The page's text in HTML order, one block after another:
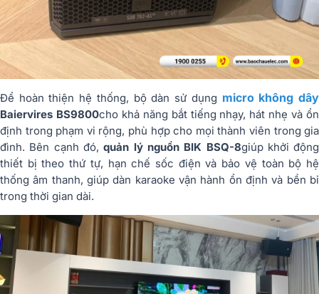
Để hoànthiện hệ thống, bộdàn sử dụng micro khôngdây
Baiervires BS9800cho khả năng bắt tiếng nhạy, hát nhẹvàổn
định trong phạm vi rộng, phù hợpcho mọithành viên tronggia
đình. Bên cạnh đó,quản lý nguồn BIK BSQ-8giúp khởiđộng
thiết bịtheothứ tự, hạnchế sốc điệnvà bảo vệ toàn bộ hệ
thốngâm thanh,giúpdàn karaokevận hành ổnđịnhvà bền bỉ
trong thời gian dài.